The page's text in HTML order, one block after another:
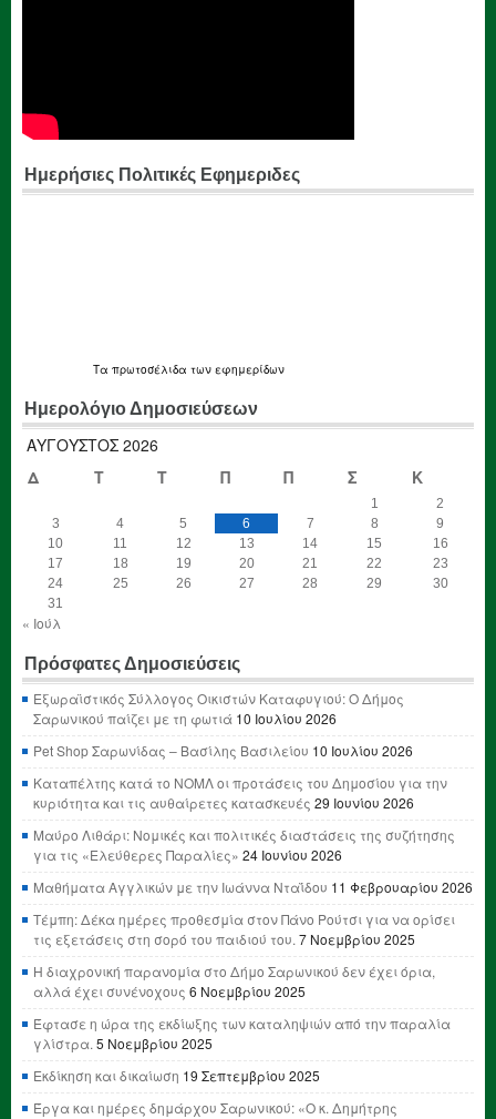
Ημερήσιες Πολιτικές Εφημεριδες
Τα πρωτοσέλιδα των εφημερίδων
Ημερολόγιο Δημοσιεύσεων
ΑΎΓΟΥΣΤΟΣ 2026
Δ
Τ Τ Π Π Σ Κ
1
2
3
4 5 6 7 8
9
10
11 12 13 14 15
16
17
18 19 20 21 22
23
24
25 26 27 28 29
30
31
« Ιούλ
Πρόσφατες Δημοσιεύσεις
Εξωραϊστικός Σύλλογος Οικιστών Καταφυγιού: Ο Δήμος
Σαρωνικού παίζει με τη φωτιά 10 Ιουλίου 2026
Pet Shop Σαρωνίδας – Βασίλης Βασιλείου 10 Ιουλίου 2026
Καταπέλτης κατά το ΝΟΜΛ οι προτάσεις του Δημοσίου για την
κυριότητα και τις αυθαίρετες κατασκευές 29 Ιουνίου 2026
Μαύρο Λιθάρι: Νομικές και πολιτικές διαστάσεις της συζήτησης
για τις «Ελεύθερες Παραλίες» 24 Ιουνίου 2026
Μαθήματα Αγγλικών με την Ιωάννα Νταΐδου 11 Φεβρουαρίου 2026
Τέμπη: Δέκα ημέρες προθεσμία στον Πάνο Ρούτσι για να ορίσει
τις εξετάσεις στη σορό του παιδιού του. 7 Νοεμβρίου 2025
Η διαχρονική παρανομία στο Δήμο Σαρωνικού δεν έχει όρια,
αλλά έχει συνένοχους 6 Νοεμβρίου 2025
Έφτασε η ώρα της εκδίωξης των καταληψιών από την παραλία
γλίστρα. 5 Νοεμβρίου 2025
Εκδίκηση και δικαίωση 19 Σεπτεμβρίου 2025
Έργα και ημέρες δημάρχου Σαρωνικού: «Ο κ. Δημήτρης